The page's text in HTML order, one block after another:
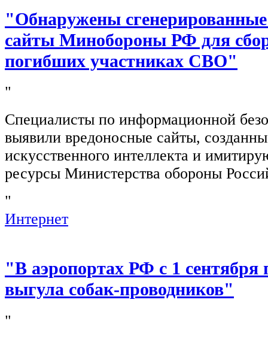
"Обнаружены
сайты Минобороны РФ для
погибших участниках СВО"
"
Специалисты по информационной
выявили вредоносные сайты,
искусственного интеллекта и
ресурсы Министерства обороны
"
Интернет
"В аэропортах РФ с 1 сентября
выгула собак-проводников"
"